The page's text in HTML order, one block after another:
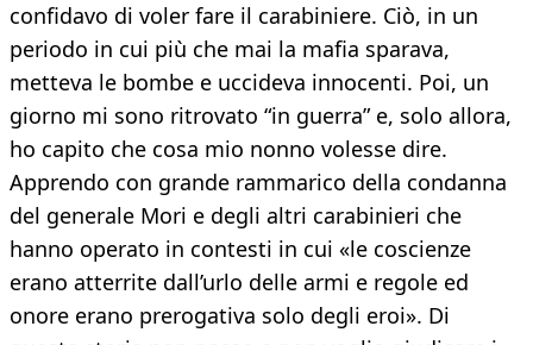
confidavo di voler fare il carabiniere. Ciò, in un
periodo in cui più che mai la mafia sparava,
metteva le bombe e uccideva innocenti. Poi, un
giorno mi sono ritrovato “in guerra” e, solo allora,
ho capito che cosa mio nonno volesse dire.
Apprendo con grande rammarico della condanna
del generale Mori e degli altri carabinieri che
hanno operato in contesti in cui «le coscienze
erano atterrite dall’urlo delle armi e regole ed
onore erano prerogativa solo degli eroi». Di